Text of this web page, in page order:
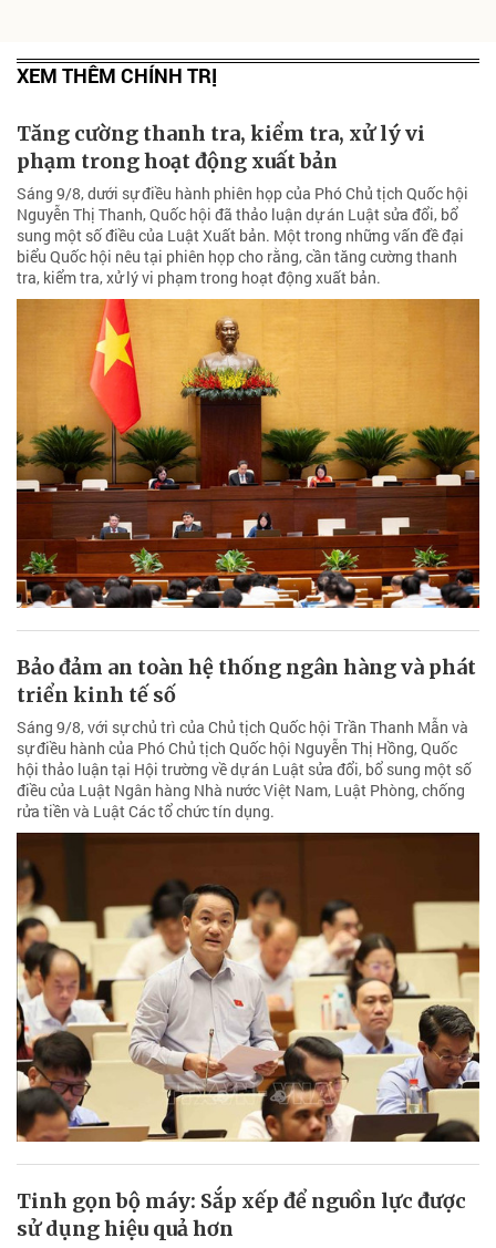
XEM THÊM CHÍNH TRỊ
Tăng cường thanh tra, kiểm tra, xử lý vi
phạm trong hoạt động xuất bản
Sáng 9/8, dưới sự điều hành phiên họp của Phó Chủ tịch Quốc hội
Nguyễn Thị Thanh, Quốc hội đã thảo luận dự án Luật sửa đổi, bổ
sung một số điều của Luật Xuất bản. Một trong những vấn đề đại
biểu Quốc hội nêu tại phiên họp cho rằng, cần tăng cường thanh
tra, kiểm tra, xử lý vi phạm trong hoạt động xuất bản.
Bảo đảm an toàn hệ thống ngân hàng và phát
triển kinh tế số
Sáng 9/8, với sự chủ trì của Chủ tịch Quốc hội Trần Thanh Mẫn và
sự điều hành của Phó Chủ tịch Quốc hội Nguyễn Thị Hồng, Quốc
hội thảo luận tại Hội trường về dự án Luật sửa đổi, bổ sung một số
điều của Luật Ngân hàng Nhà nước Việt Nam, Luật Phòng, chống
rửa tiền và Luật Các tổ chức tín dụng.
Tinh gọn bộ máy: Sắp xếp để nguồn lực được
sử dụng hiệu quả hơn